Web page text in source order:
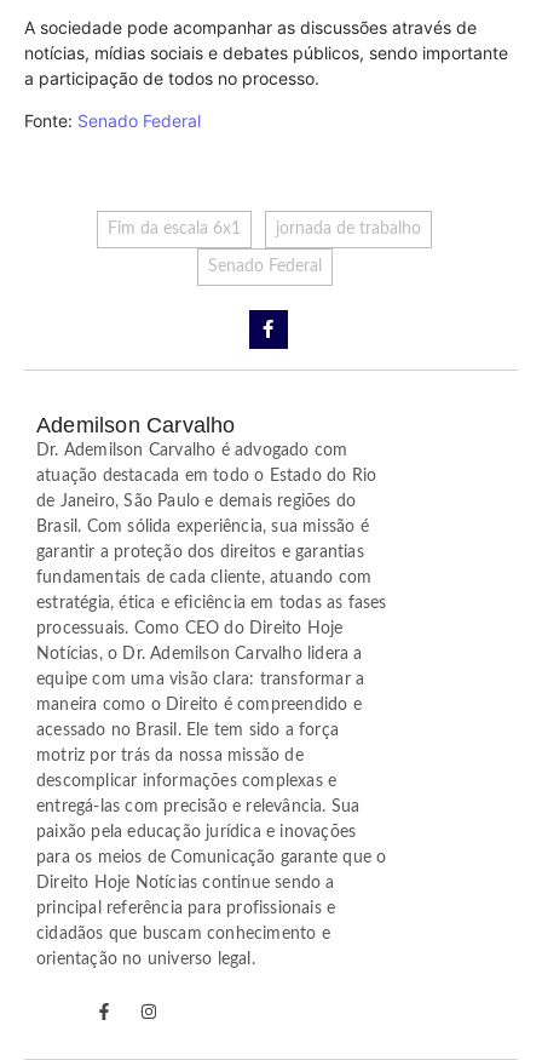
A sociedade pode acompanhar as discussões através de
notícias, mídias sociais e debates públicos, sendo importante
a participação de todos no processo.
Fonte: Senado Federal
Fim da escala 6x1 jornada de trabalho
Senado Federal
Ademilson Carvalho
Dr. Ademilson Carvalho é advogado com
atuação destacada em todo o Estado do Rio
de Janeiro, São Paulo e demais regiões do
Brasil. Com sólida experiência, sua missão é
garantir a proteção dos direitos e garantias
fundamentais de cada cliente, atuando com
estratégia, ética e eficiência em todas as fases
processuais. Como CEO do Direito Hoje
Notícias, o Dr. Ademilson Carvalho lidera a
equipe com uma visão clara: transformar a
maneira como o Direito é compreendido e
acessado no Brasil. Ele tem sido a força
motriz por trás da nossa missão de
descomplicar informações complexas e
entregá-las com precisão e relevância. Sua
paixão pela educação jurídica e inovações
para os meios de Comunicação garante que o
Direito Hoje Notícias continue sendo a
principal referência para profissionais e
cidadãos que buscam conhecimento e
orientação no universo legal.